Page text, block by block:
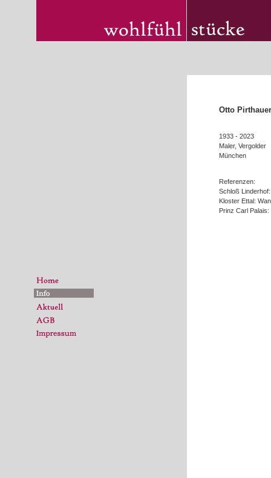
Otto Pirthauer
1933 - 2023
Maler, Vergolder
München
Referenzen:
Schloß
Kloster Ettal:
Prinz Carl